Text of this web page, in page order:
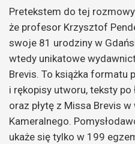
Pretekstem do tej
że profesor Krzysztof
swoje 81 urodziny w
wtedy unikatowe
Brevis. To książka formatu
i rękopisy utworu, teksty po
oraz płytę z Missa Brevis
Kameralnego.
ukaże się tylko w 199